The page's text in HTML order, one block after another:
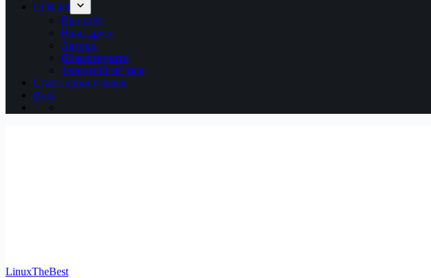
LTB.net
Про сайт
Наші друзі
Автори
Пожертвувати
Зворотній зв’язок
Статті користувачів
Вхід
LinuxTheBest